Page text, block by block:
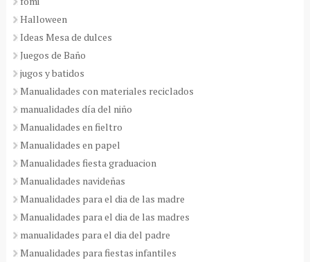
Halloween
Ideas Mesa de dulces
Juegos de Baño
jugos y batidos
Manualidades con materiales reciclados
manualidades día del niño
Manualidades en fieltro
Manualidades en papel
Manualidades fiesta graduacion
Manualidades navideñas
Manualidades para el dia de las madre
Manualidades para el dia de las madres
manualidades para el dia del padre
Manualidades para fiestas infantiles